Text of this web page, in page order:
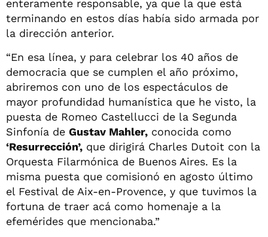
enteramente responsable, ya que la que está
terminando en estos días había sido armada por
la dirección anterior.
“En esa línea, y para celebrar los 40 años de
democracia que se cumplen el año próximo,
abriremos con uno de los espectáculos de
mayor profundidad humanística que he visto, la
puesta de Romeo Castellucci de la Segunda
Sinfonía de Gustav Mahler, conocida como
‘Resurrección’, que dirigirá Charles Dutoit con la
Orquesta Filarmónica de Buenos Aires. Es la
misma puesta que comisionó en agosto último
el Festival de Aix-en-Provence, y que tuvimos la
fortuna de traer acá como homenaje a la
efemérides que mencionaba.”